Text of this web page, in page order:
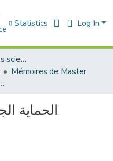
Statistics Log In
Faculté de droit et des sciences politiques
Mémoires de Master
الحماية الجزائية
الحماية